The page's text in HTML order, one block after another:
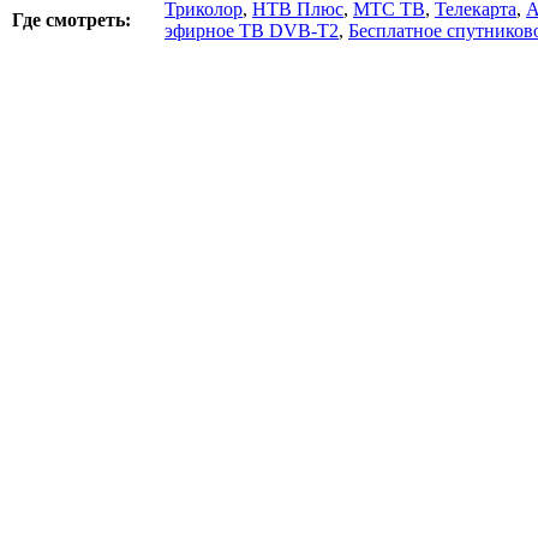
Где смотреть:
Триколор, НТВ Плюс, МТС ТВ, Телекарта,
эфирное ТВ DVB-T2, Бесплатное